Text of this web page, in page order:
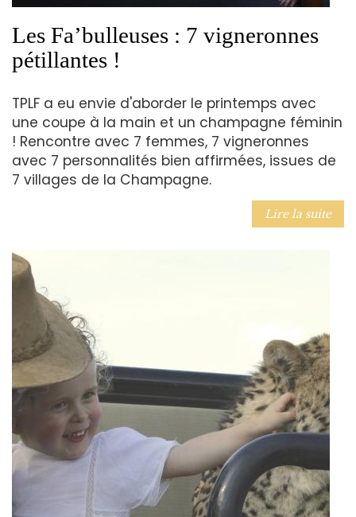
Les Fa’bulleuses : 7 vigneronnes
pétillantes !
TPLF a eu envie d'aborder le printemps avec
une coupe à la main et un champagne féminin
! Rencontre avec 7 femmes, 7 vigneronnes
avec 7 personnalités bien affirmées, issues de
7 villages de la Champagne.
Lire la suite